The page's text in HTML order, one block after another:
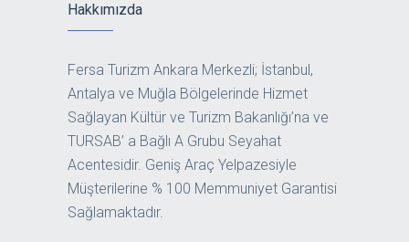
Hakkımızda
Fersa Turizm Ankara Merkezli; İstanbul,
Antalya ve Muğla Bölgelerinde Hizmet
Sağlayan Kültür ve Turizm Bakanlığı’na ve
TURSAB’ a Bağlı A Grubu Seyahat
Acentesidir. Geniş Araç Yelpazesiyle
Müşterilerine % 100 Memmuniyet Garantisi
Sağlamaktadır.